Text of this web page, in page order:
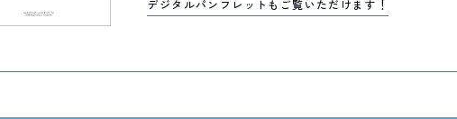
デジタルパンフレットもご覧いただけます！